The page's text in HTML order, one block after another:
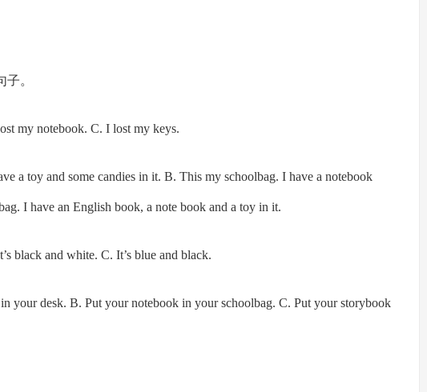
。
my notebook. C. I lost my keys.
a toy and some candies in it. B. This my schoolbag. I have a notebook
I have an English book, a note book and a toy in it.
black and white. C. It’s blue and black.
your desk. B. Put your notebook in your schoolbag. C. Put your storybook